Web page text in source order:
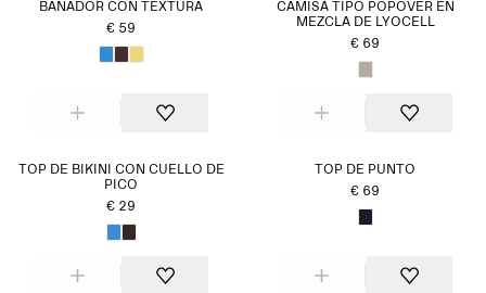
BAÑADOR CON TEXTURA
€ 59
CAMISA TIPO POPOVER EN
MEZCLA DE LYOCELL
€ 69
TOP DE BIKINI CON CUELLO DE
PICO
€ 29
TOP DE PUNTO
€ 69